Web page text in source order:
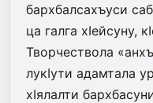
бархбалсахъуси
ца галга хIейсуну,
Творчествола
лукIути адамтала
хIялалти